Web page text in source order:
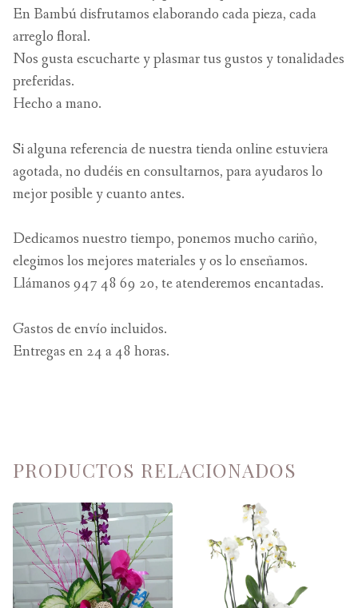
En Bambú disfrutamos elaborando cada pieza, cada
arreglo floral.
Nos gusta escucharte y plasmar tus gustos y tonalidades
preferidas.
Hecho a mano.
Si alguna referencia de nuestra tienda online estuviera
agotada, no dudéis en consultarnos, para ayudaros lo
mejor posible y cuanto antes.
Dedicamos nuestro tiempo, ponemos mucho cariño,
elegimos los mejores materiales y os lo enseñamos.
Llámanos 947 48 69 20, te atenderemos encantadas.
Gastos de envío incluidos.
Entregas en 24 a 48 horas.
PRODUCTOS RELACIONADOS